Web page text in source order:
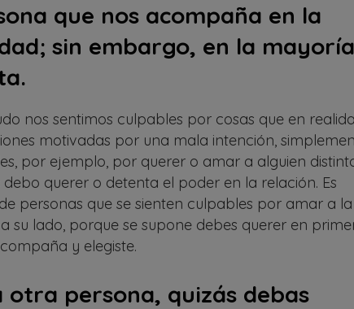
que nos acompaña en la
sin embargo, en la mayoría
nos sentimos culpables por cosas que en
motivadas por una mala intención,
por ejemplo, por querer o amar a alguien
querer o detenta el poder en la relación. Es
personas que se sienten culpables por amar a la
su lado, porque se supone debes querer en
y elegiste.
persona, quizás debas